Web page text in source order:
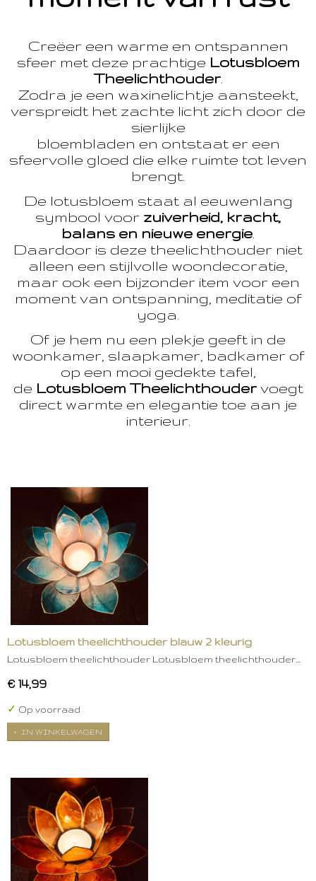
Creëer een warme en ontspannen
sfeer met deze prachtige Lotusbloem
Theelichthouder.
Zodra je een waxinelichtje aansteekt,
verspreidt het zachte licht zich door de
sierlijke
bloembladen en ontstaat er een
sfeervolle gloed die elke ruimte tot leven
brengt.
De lotusbloem staat al eeuwenlang
symbool voor zuiverheid, kracht,
balans en nieuwe energie
Daardoor is deze theelichthouder niet
alleen een stijlvolle woondecoratie,
maar ook een bijzonder item voor een
moment van ontspanning, meditatie of
yoga.
Of je hem nu een plekje geeft in de
woonkamer, slaapkamer, badkamer of
op een mooi gedekte tafel,
de Lotusbloem Theelichthoudervoegt
direct warmte en elegantie toe aan je
interieur.
Lotusbloem theelichthouder blauw 2 kleurig
Lotusbloem theelichthouder Lotusbloem theelichthouder…
€ 14,99
✓ Op voorraad
IN WINKELWAGEN